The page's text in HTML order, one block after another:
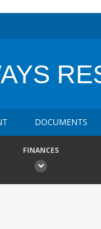
DOCUMENTS
FINANCES